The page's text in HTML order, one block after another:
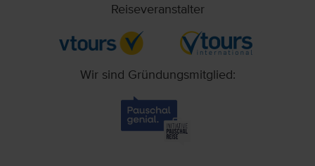
Reiseveranstalter
Wir sind Gründungsmitglied: